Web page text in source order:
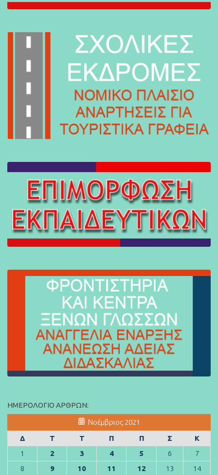
ΗΜΕΡΟΛΌΓΙΟ ΆΡΘΡΩΝ:
Νοέμβριος 2021
Δ
Τ Τ Π Π Σ
Κ
1
2 3 4 5 6
7
8
9 10 11 12 13 14